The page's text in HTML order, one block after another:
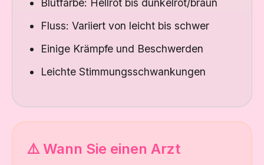
Blutfarbe: Hellrot bis dunkelrot/braun
Fluss: Variiert von leicht bis schwer
Einige Krämpfe und Beschwerden
Leichte Stimmungsschwankungen
⚠️ Wann Sie einen Arzt